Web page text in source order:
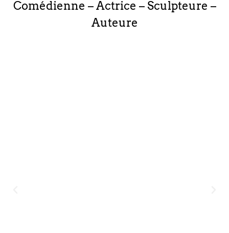
Comédienne – Actrice – Sculpteure –
Auteure